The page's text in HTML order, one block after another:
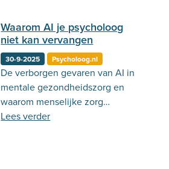
Waarom AI je psycholoog
niet kan vervangen
30-9-2025 Psycholoog.nl
De verborgen gevaren van AI in
mentale gezondheidszorg en
waarom menselijke zorg
onvervangbaar blijft
Lees verder